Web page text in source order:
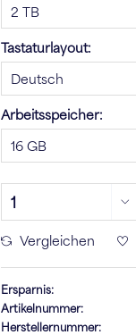
Tastaturlayout:
Arbeitsspeicher:
Vergleichen
Ersparnis:
Artikelnummer:
Herstellernummer: